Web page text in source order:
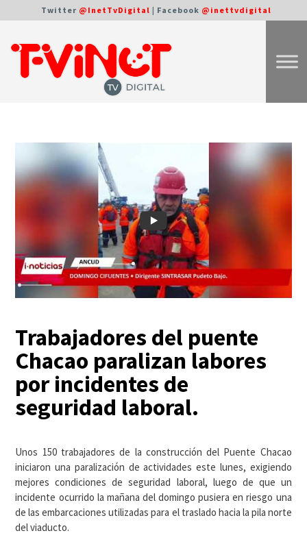
Twitter @InetTvDigital | Facebook @inettvdigital
Trabajadores del puente
Chacao paralizan labores
por incidentes de
seguridad laboral.
Unos 150 trabajadores de la construcción del Puente Chacao
iniciaron una paralización de actividades este lunes, exigiendo
mejores condiciones de seguridad laboral, luego de que un
incidente ocurrido la mañana del domingo pusiera en riesgo una
de las embarcaciones utilizadas para el traslado hacia la pila norte
del viaducto.